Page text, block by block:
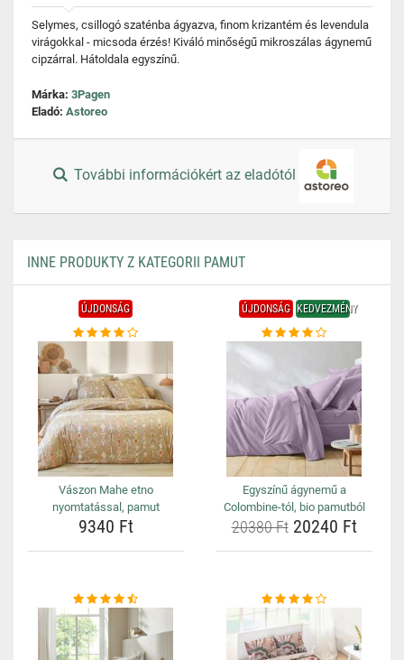
Selymes, csillogó szaténba ágyazva, finom krizantém és levendula
virágokkal - micsoda érzés! Kiváló minőségű mikroszálas ágynemű
cipzárral. Hátoldala egyszínű.
Márka: 3Pagen
Eladó: Astoreo
További információkért az eladótól
INNE PRODUKTY Z KATEGORII PAMUT
ÚJDONSÁG
Vászon Mahe etno
nyomtatással, pamut
9340 Ft
ÚJDONSÁG KEDVEZMÉNY
Egyszínű ágynemű a
Colombine-tól, bio pamutból
20380 Ft20240 Ft